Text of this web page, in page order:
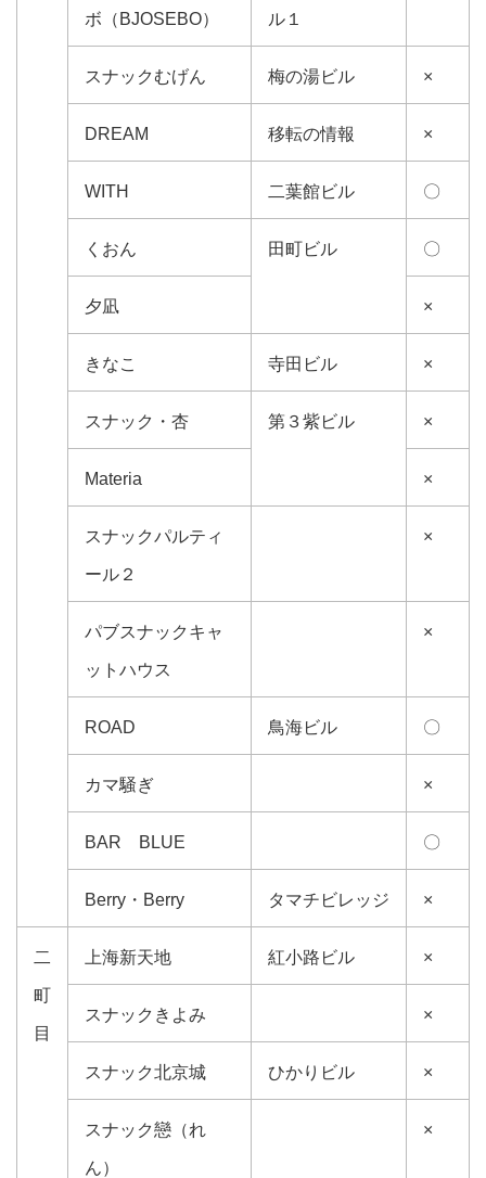
ボ（BJOSEBO） ル１
スナックむげん 梅の湯ビル ×
DREAM 移転の情報 ×
WITH 二葉館ビル 〇
くおん 田町ビル 〇
夕凪 ×
きなこ 寺田ビル ×
スナック・杏 第３紫ビル ×
Materia ×
スナックパルティ
ール２
×
パブスナックキャ
ットハウス
×
ROAD 鳥海ビル 〇
カマ騒ぎ ×
BAR BLUE 〇
Berry・Berry タマチビレッジ ×
二
町
目
上海新天地 紅小路ビル ×
スナックきよみ ×
スナック北京城 ひかりビル ×
スナック戀（れ
ん）
×